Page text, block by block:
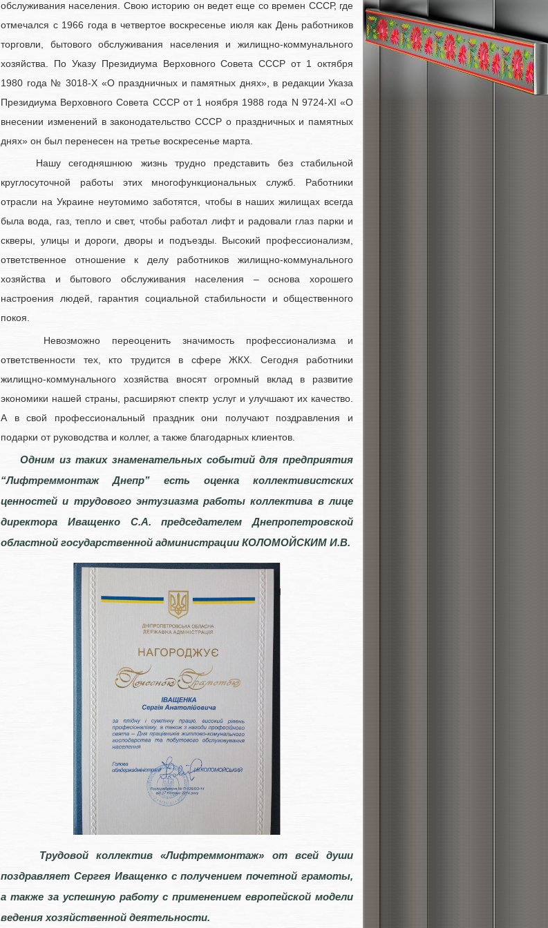
обслуживания населения. Свою историю он ведет еще со времен СССР, где
отмечался с 1966 года в четвертое воскресенье июля как День работников
торговли, бытового обслуживания населения и жилищно-коммунального
хозяйства. По Указу Президиума Верховного Совета СССР от 1 октября
1980 года № 3018-Х «О праздничных и памятных днях», в редакции Указа
Президиума Верховного Совета СССР от 1 ноября 1988 года N 9724-XI «О
внесении изменений в законодательство СССР о праздничных и памятных
днях» он был перенесен на третье воскресенье марта.
Нашу сегодняшнюю жизнь трудно представить без стабильной
круглосуточной работы этих многофункциональных служб. Работники
отрасли на Украине неутомимо заботятся, чтобы в наших жилищах всегда
была вода, газ, тепло и свет, чтобы работал лифт и радовали глаз парки и
скверы, улицы и дороги, дворы и подъезды. Высокий профессионализм,
ответственное отношение к делу работников жилищно-коммунального
хозяйства и бытового обслуживания населения – основа хорошего
настроения людей, гарантия социальной стабильности и общественного
покоя.
Невозможно переоценить значимость профессионализма и
ответственности тех, кто трудится в сфере ЖКХ. Сегодня работники
жилищно-коммунального хозяйства вносят огромный вклад в развитие
экономики нашей страны, расширяют спектр услуг и улучшают их качество.
А в свой профессиональный праздник они получают поздравления и
подарки от руководства и коллег, а также благодарных клиентов.
Одним из таких знаменательных событий для предприятия
“Лифтреммонтаж Днепр” есть оценка коллективистских
ценностей и трудового энтузиазма работы коллектива в лице
директора Иващенко С.А. председателем Днепропетровской
областной государственной администрации КОЛОМОЙСКИМ И.В.
Трудовой коллектив «Лифтреммонтаж» от всей души
поздравляет Сергея Иващенко с получением почетной грамоты,
а также за успешную работу с применением европейской модели
ведения хозяйственной деятельности.